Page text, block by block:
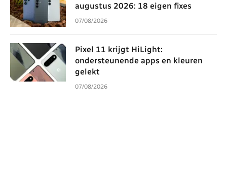
augustus 2026: 18 eigen fixes
07/08/2026
Pixel 11 krijgt HiLight:
ondersteunende apps en kleuren
gelekt
07/08/2026